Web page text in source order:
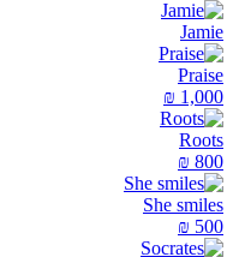
Jamie
Praise
1,000
₪
Roots
800
₪
She smiles
500
₪